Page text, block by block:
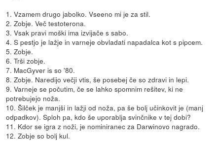
1. Vzamem drugo jabolko. Vseeno mi je za stil.
2. Zobje. Več testoterona.
3. Vsak pravi moški ima izvijače s sabo.
4. S pestjo je lažje in varneje obvladati napadalca kot s pipcem.
5. Zobje.
6. Trši zobje.
7. MacGyver is so '80.
8. Zobje. Naredijo večji vtis, še posebej če so zdravi in lepi.
9. Varneje se počutim, če se lahko spomnim rešitev, ki ne
potrebujejo noža.
10. Šilček je manjši in lažji od noža, pa še bolj učinkovit je (manj
odpadkov). Sploh pa, kdo še uporablja svinčnike v tej dobi?
11. Kdor se igra z noži, je nominiranec za Darwinovo nagrado.
12. Zobje so bolj kul.